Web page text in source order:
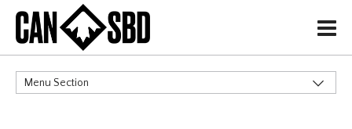
H
Menu Section